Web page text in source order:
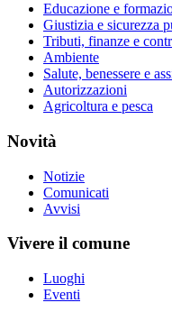
Educazione e
Giustizia e sicurezza
Tributi, finanze e
Ambiente
Salute, benessere e
Autorizzazioni
Agricoltura e pesca
Novità
Notizie
Comunicati
Avvisi
Vivere il comune
Luoghi
Eventi